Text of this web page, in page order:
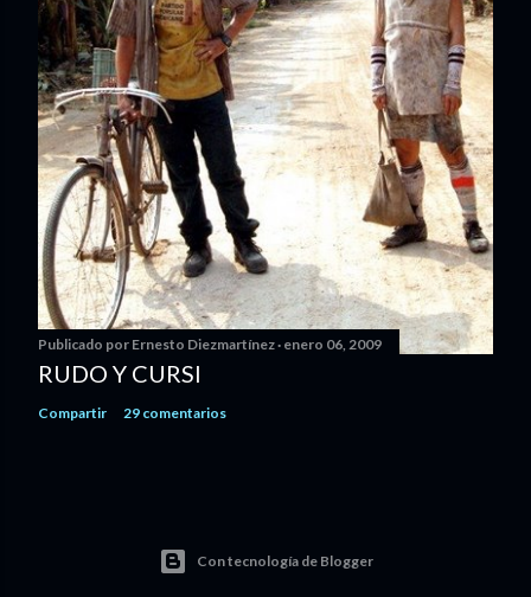
Publicado por Ernesto Diezmartínez enero 06, 2009
RUDO Y CURSI
Compartir 29 comentarios
Con tecnología de Blogger